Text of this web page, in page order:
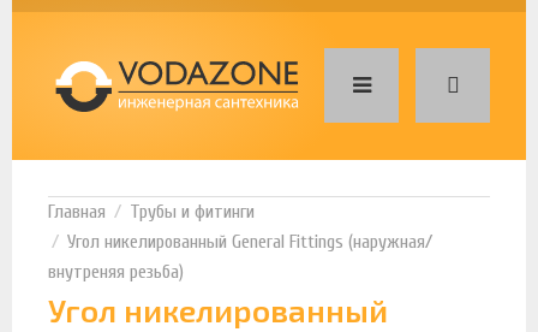
Трубы и фитинги
Угол никелированный General Fittings (наружная/
внутреняя резьба)
Угол никелированный